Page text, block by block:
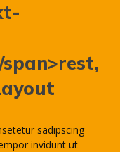
sadipscing
invidunt ut